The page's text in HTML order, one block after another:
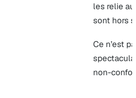
les relie
sont hors
Ce n’est
non-